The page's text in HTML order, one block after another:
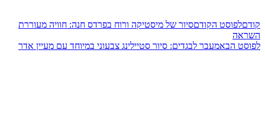
קודםלפוסט הקודםסיור של מיסטיקה ורוח בפרדס חנה: חוויה מעוררת
השראה
לפוסט הבאמעבר לבגדים: סיור סטיילינג צבעוני במיוחד עם מעיין אדר